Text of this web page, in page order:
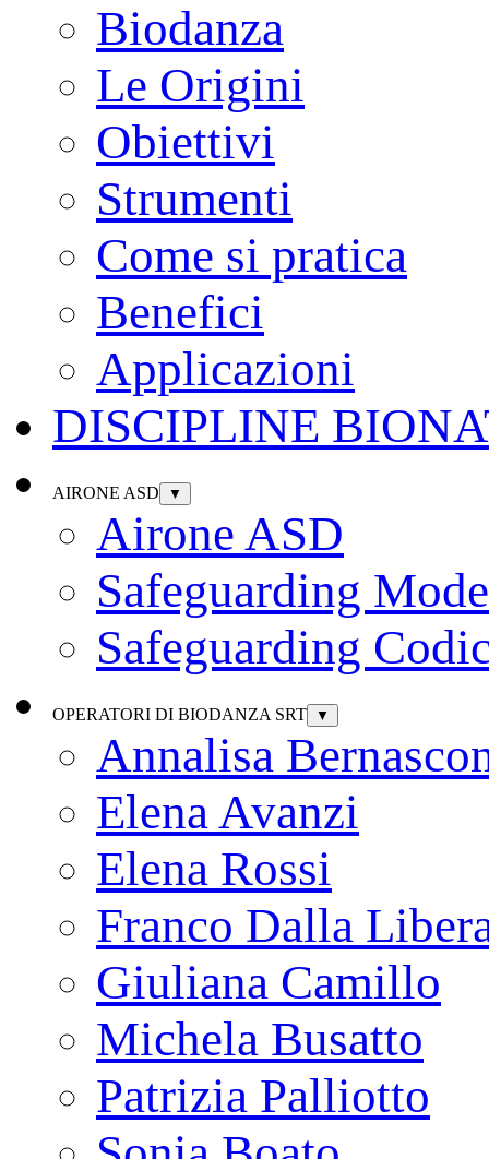
Biodanza
Le Origini
Obiettivi
Strumenti
Come si pratica
Benefici
Applicazioni
DISCIPLINE
AIRONE ASD ▼
Airone ASD
Safeguarding
Safeguarding
OPERATORI DI BIODANZA SRT ▼
Annalisa
Elena Avanzi
Elena Rossi
Franco Dalla
Giuliana Camillo
Michela Busatto
Patrizia Palliotto